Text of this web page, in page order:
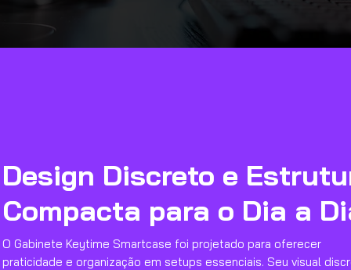
Design Discreto e
Compacta para o Dia a
O Gabinete Keytime Smartcase foi projetado para oferecer
praticidade e organização em setups essenciais. Seu visual